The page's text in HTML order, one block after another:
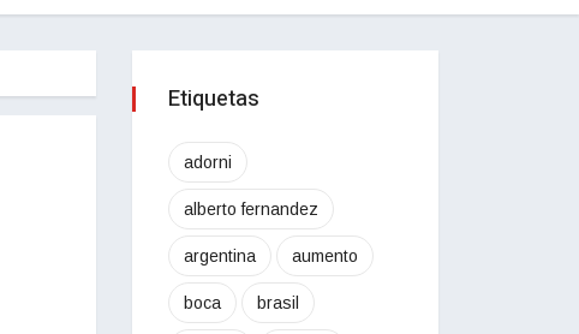
Etiquetas
adorni
alberto fernandez
argentina aumento
boca brasil